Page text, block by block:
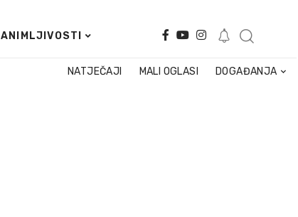
NATJEČAJI MALI OGLASI DOGAĐANJA